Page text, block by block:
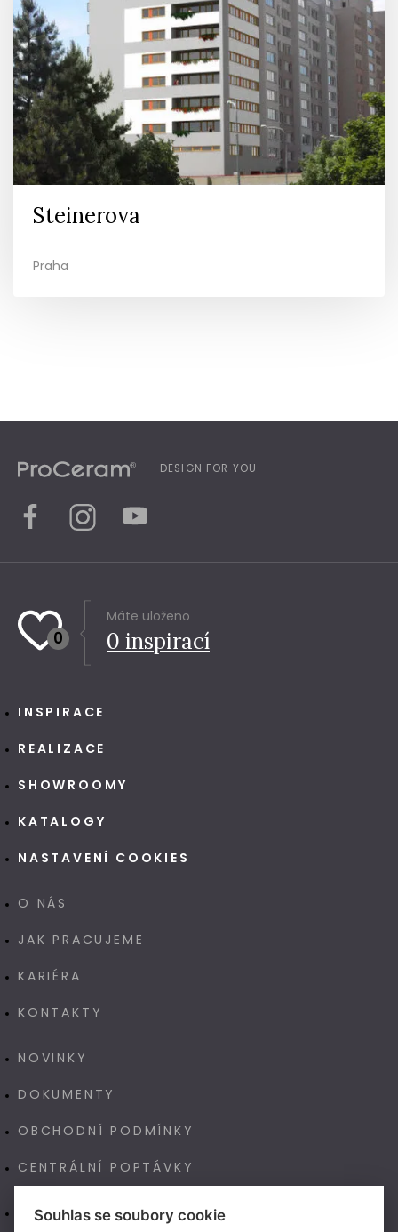
Steinerova
Praha
DESIGN FOR YOU
0
Máte uloženo
0 inspirací
INSPIRACE
REALIZACE
SHOWROOMY
KATALOGY
NASTAVENÍ COOKIES
O NÁS
JAK PRACUJEME
KARIÉRA
KONTAKTY
NOVINKY
DOKUMENTY
OBCHODNÍ PODMÍNKY
CENTRÁLNÍ POPTÁVKY
E-SHOP
Souhlas se soubory cookie